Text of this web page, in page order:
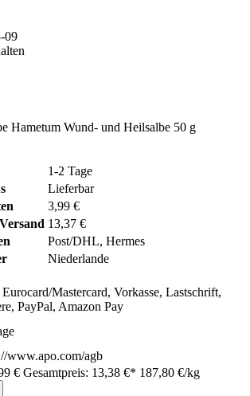
09
Hametum Wund- und Heilsalbe 50 g
1-2 Tage
Lieferbar
3,99 €
13,37 €
Post/DHL, Hermes
Niederlande
Mastercard, Vorkasse, Lastschrift,
PayPal, Amazon Pay
www.apo.com/agb
€ Gesamtpreis: 13,38 €* 187,80 €/kg